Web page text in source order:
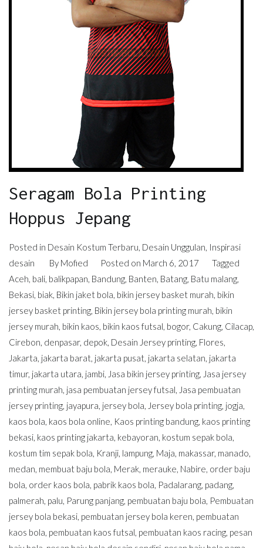
Seragam Bola Printing
Hoppus Jepang
Posted in Desain Kostum Terbaru, Desain Unggulan, Inspirasi
desain
By Mofied Posted on March 6, 2017
Tagged
Aceh, bali, balikpapan, Bandung, Banten, Batang, Batu malang,
Bekasi, biak, Bikin jaket bola, bikin jersey basket murah, bikin
jersey basket printing, Bikin jersey bola printing murah, bikin
jersey murah, bikin kaos, bikin kaos futsal, bogor, Cakung, Cilacap,
Cirebon, denpasar, depok, Desain Jersey printing, Flores,
Jakarta, jakarta barat, jakarta pusat, jakarta selatan, jakarta
timur, jakarta utara, jambi, Jasa bikin jersey printing, Jasa jersey
printing murah, jasa pembuatan jersey futsal, Jasa pembuatan
jersey printing, jayapura, jersey bola, Jersey bola printing, jogja,
kaos bola, kaos bola online, Kaos printing bandung, kaos printing
bekasi, kaos printing jakarta, kebayoran, kostum sepak bola,
kostum tim sepak bola, Kranji, lampung, Maja, makassar, manado,
medan, membuat baju bola, Merak, merauke, Nabire, order baju
bola, order kaos bola, pabrik kaos bola, Padalarang, padang,
palmerah, palu, Parung panjang, pembuatan baju bola, Pembuatan
jersey bola bekasi, pembuatan jersey bola keren, pembuatan
kaos bola, pembuatan kaos futsal, pembuatan kaos racing, pesan